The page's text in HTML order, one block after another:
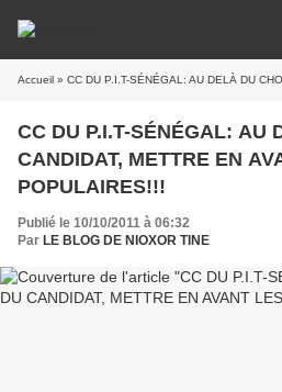
Accueil » CC DU P.I.T-SÉNÉGAL: AU DELÀ DU CHOIX DU CANDIDAT,
CC DU P.I.T-SÉNÉGAL: AU
CANDIDAT, METTRE EN
POPULAIRES!!!
Publié le 10/10/2011 à 06:32
Par LE BLOG DE NIOXOR TINE